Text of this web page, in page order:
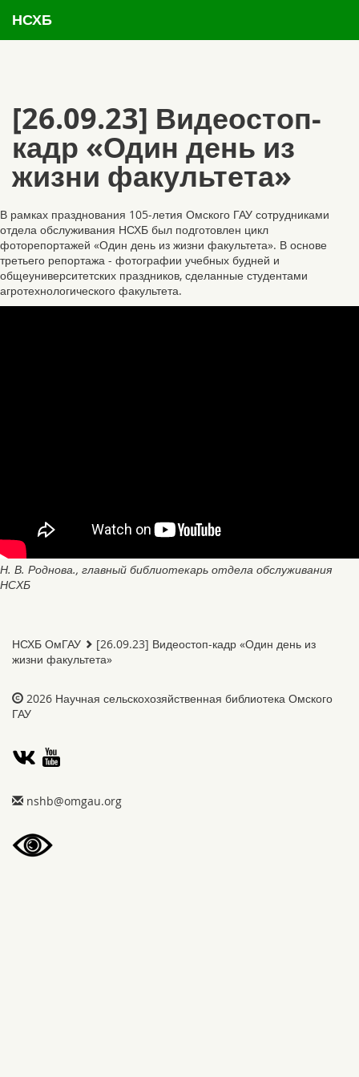
НСХБ
[26.09.23] Видеостоп-
кадр «Один день из
жизни факультета»
В рамках празднования 105-летия Омского ГАУ сотрудниками
отдела обслуживания НСХБ был подготовлен цикл
фоторепортажей «Один день из жизни факультета». В основе
третьего репортажа - фотографии учебных будней и
общеуниверситетских праздников, сделанные студентами
агротехнологического факультета.
Н. В. Роднова., главный библиотекарь отдела обслуживания
НСХБ
НСХБ ОмГАУ
[26.09.23] Видеостоп-кадр «Один день из
жизни факультета»
2026 Научная сельскохозяйственная библиотека Омского
ГАУ
gro.uagmo@bhsn